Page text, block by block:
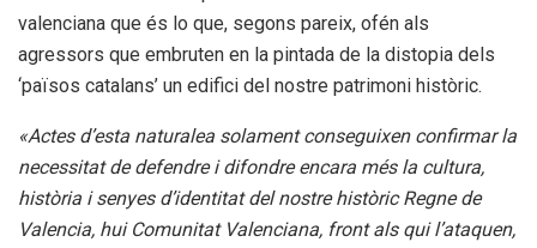
valenciana que és lo que, segons pareix, ofén als
agressors que embruten en la pintada de la distopia dels
‘països catalans’ un edifici del nostre patrimoni històric.
«Actes d’esta naturalea solament conseguixen confirmar la
necessitat de defendre i difondre encara més la cultura,
història i senyes d’identitat del nostre històric Regne de
Valencia, hui Comunitat Valenciana, front als qui l’ataquen,